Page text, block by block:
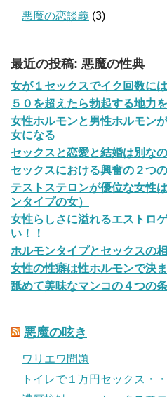
悪魔の恋談義 (3)
最近の投稿: 悪魔の性典
女が１セックスでイク回数に
５０を超えたら勃起する地力
女性ホルモンと男性ホルモン
女になる
セックスと恋愛と結婚は別な
セックスにおける興奮の２つ
テストステロンが優位な女性
ンタイプの女）
女性らしさに溢れるエストロ
い！！
ホルモンタイプとセックスの
女性の性癖は性ホルモンで決ま
舐めて美味なマンコの４つの
悪魔の呟き
ワリエワ問題
トイレで１万円セックス・